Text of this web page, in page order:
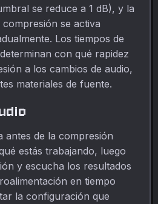
se reduce a 1 dB), y la
se activa
Los tiempos de
con qué rapidez
a los cambios de audio,
materiales de fuente.
antes de la compresión
estás trabajando, luego
y escucha los resultados
en tiempo
la configuración que